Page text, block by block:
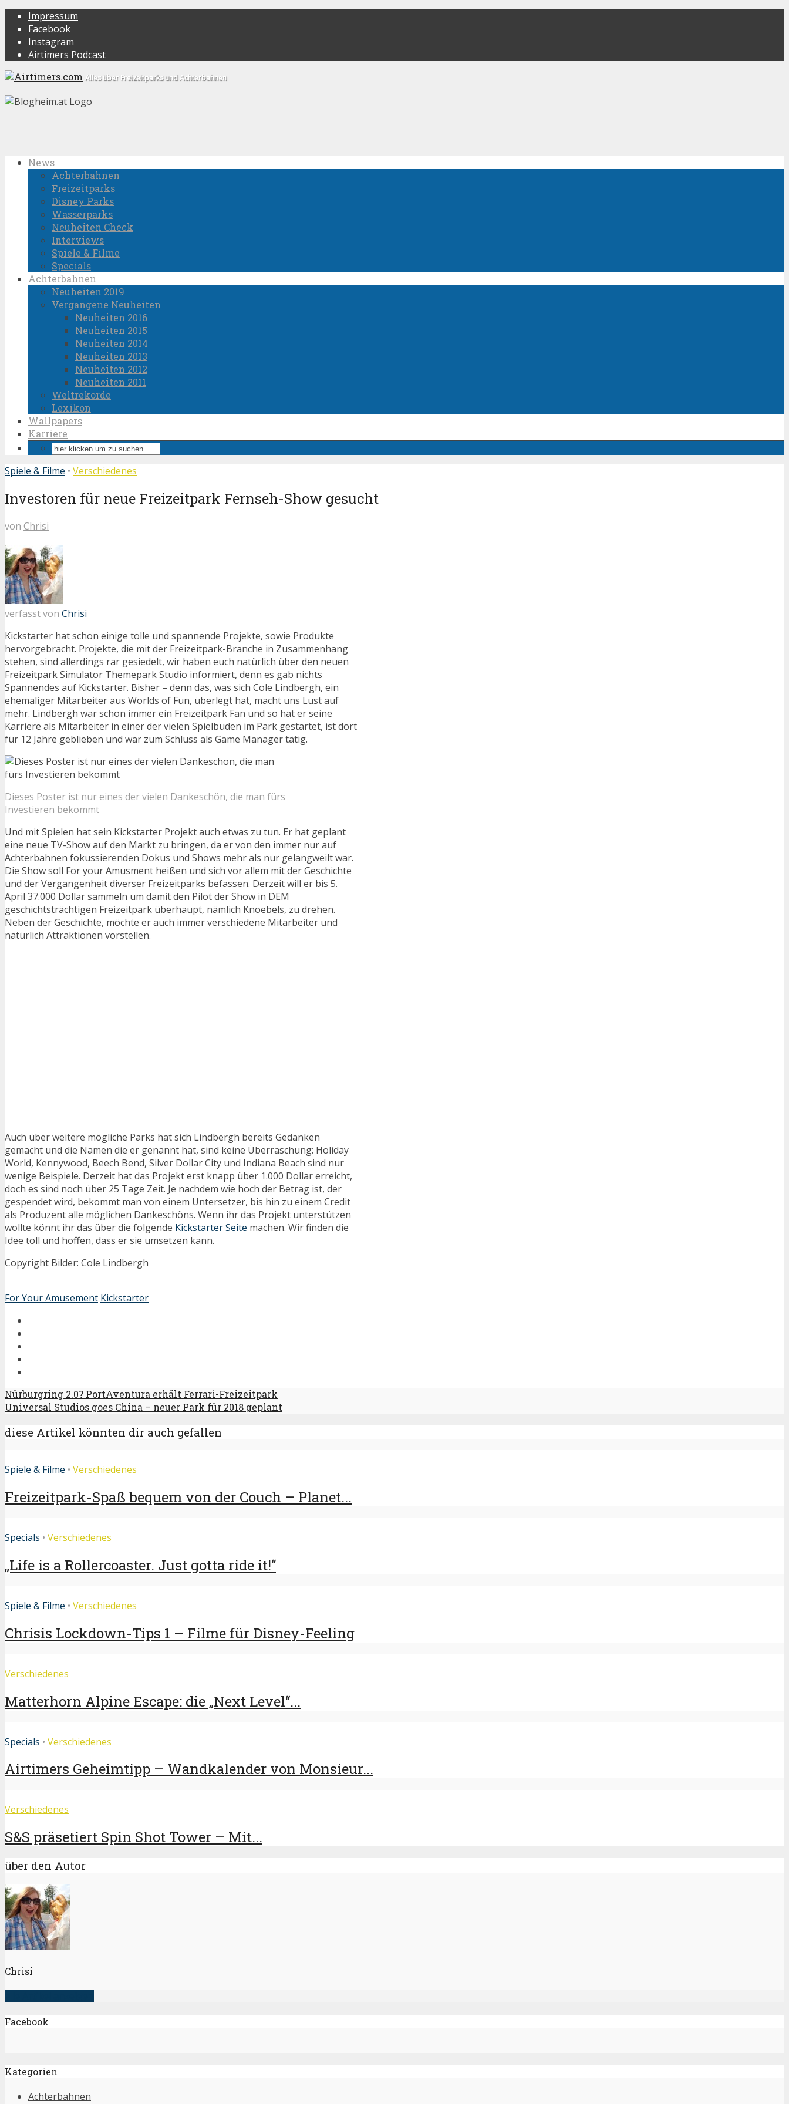
Impressum
Facebook
Instagram
Airtimers Podcast
Alles über Freizeitparks und Achterbahnen
News
Achterbahnen
Freizeitparks
Disney Parks
Wasserparks
Neuheiten Check
Interviews
Spiele & Filme
Specials
Achterbahnen
Neuheiten 2019
Vergangene Neuheiten
Neuheiten 2016
Neuheiten 2015
Neuheiten 2014
Neuheiten 2013
Neuheiten 2012
Neuheiten 2011
Weltrekorde
Lexikon
Wallpapers
Karriere
Spiele & Filme • Verschiedenes
Investoren für neue Freizeitpark Fernseh-Show gesucht
von Chrisi
verfasst von Chrisi
Kickstarter hat schon einige tolle und spannende Projekte, sowie Produkte
hervorgebracht. Projekte, die mit der Freizeitpark-Branche in Zusammenhang
stehen, sind allerdings rar gesiedelt, wir haben euch natürlich über den neuen
Freizeitpark Simulator Themepark Studio informiert, denn es gab nichts
Spannendes auf Kickstarter. Bisher – denn das, was sich Cole Lindbergh, ein
ehemaliger Mitarbeiter aus Worlds of Fun, überlegt hat, macht uns Lust auf
mehr. Lindbergh war schon immer ein Freizeitpark Fan und so hat er seine
Karriere als Mitarbeiter in einer der vielen Spielbuden im Park gestartet, ist dort
für 12 Jahre geblieben und war zum Schluss als Game Manager tätig.
Dieses Poster ist nur eines der vielen Dankeschön, die man fürs
Investieren bekommt
Und mit Spielen hat sein Kickstarter Projekt auch etwas zu tun. Er hat geplant
eine neue TV-Show auf den Markt zu bringen, da er von den immer nur auf
Achterbahnen fokussierenden Dokus und Shows mehr als nur gelangweilt war.
Die Show soll For your Amusment heißen und sich vor allem mit der Geschichte
und der Vergangenheit diverser Freizeitparks befassen. Derzeit will er bis 5.
April 37.000 Dollar sammeln um damit den Pilot der Show in DEM
geschichtsträchtigen Freizeitpark überhaupt, nämlich Knoebels, zu drehen.
Neben der Geschichte, möchte er auch immer verschiedene Mitarbeiter und
natürlich Attraktionen vorstellen.
Auch über weitere mögliche Parks hat sich Lindbergh bereits Gedanken
gemacht und die Namen die er genannt hat, sind keine Überraschung: Holiday
World, Kennywood, Beech Bend, Silver Dollar City und Indiana Beach sind nur
wenige Beispiele. Derzeit hat das Projekt erst knapp über 1.000 Dollar erreicht,
doch es sind noch über 25 Tage Zeit. Je nachdem wie hoch der Betrag ist, der
gespendet wird, bekommt man von einem Untersetzer, bis hin zu einem Credit
als Produzent alle möglichen Dankeschöns. Wenn ihr das Projekt unterstützen
wollte könnt ihr das über die folgende Kickstarter Seite machen. Wir finden die
Idee toll und hoffen, dass er sie umsetzen kann.
Copyright Bilder: Cole Lindbergh
For Your Amusement Kickstarter
Nürburgring 2.0? PortAventura erhält Ferrari-Freizeitpark
Universal Studios goes China – neuer Park für 2018 geplant
diese Artikel könnten dir auch gefallen
Spiele & Filme • Verschiedenes
Freizeitpark-Spaß bequem von der Couch – Planet...
Specials • Verschiedenes
„Life is a Rollercoaster. Just gotta ride it!“
Spiele & Filme • Verschiedenes
Chrisis Lockdown-Tips 1 – Filme für Disney-Feeling
Verschiedenes
Matterhorn Alpine Escape: die „Next Level“...
Specials • Verschiedenes
Airtimers Geheimtipp – Wandkalender von Monsieur...
Verschiedenes
S&S präsetiert Spin Shot Tower – Mit...
über den Autor
Chrisi
Facebook
Kategorien
Achterbahnen